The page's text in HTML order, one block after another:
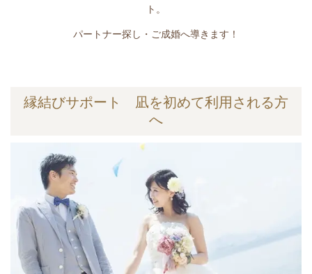
ト。
パートナー探し・ご成婚へ導きます！
縁結びサポート 凪を初めて利用される方
へ